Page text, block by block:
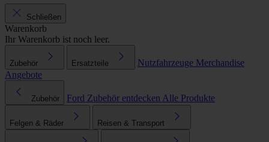
Schließen
Warenkorb
Ihr Warenkorb ist noch leer.
Zubehör Ersatzteile Nutzfahrzeuge Merchandise
Angebote
Zubehör Ford Zubehör entdecken Alle Produkte
Felgen & Räder Reisen & Transport